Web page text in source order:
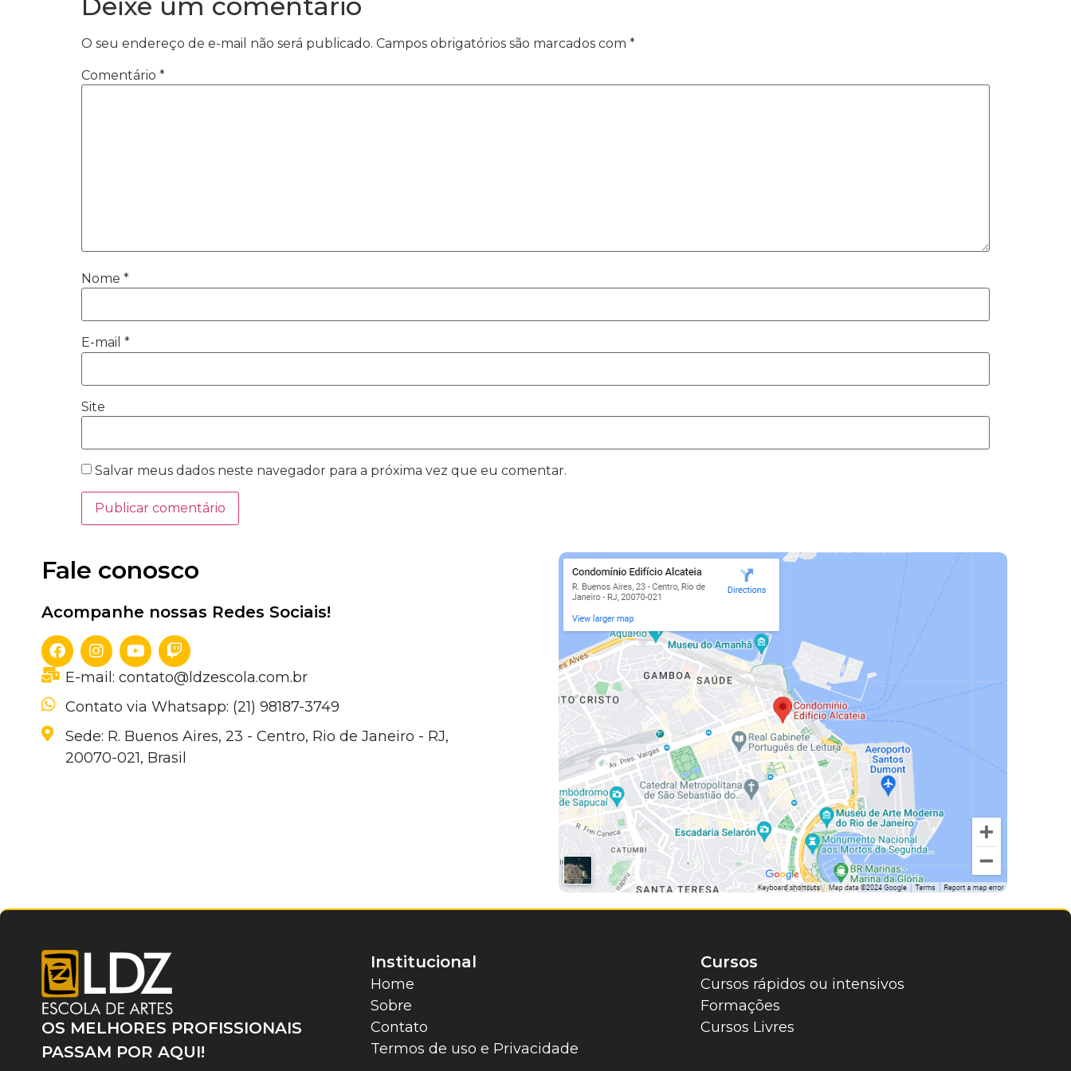
Deixe um comentário
O seu endereço de e-mail não será publicado. Campos obrigatórios são marcados com *
Comentário *
Nome *
E-mail *
Site
Salvar meus dados neste navegador para a próxima vez que eu comentar.
Fale conosco
Acompanhe nossas Redes Sociais!
E-mail: contato@ldzescola.com.br
Contato via Whatsapp: (21) 98187-3749
Sede: R. Buenos Aires, 23 - Centro, Rio de Janeiro - RJ,
20070-021, Brasil
OS MELHORES PROFISSIONAIS
PASSAM POR AQUI!
Institucional
Home
Sobre
Contato
Termos de uso e Privacidade
Cursos
Cursos rápidos ou intensivos
Formações
Cursos Livres